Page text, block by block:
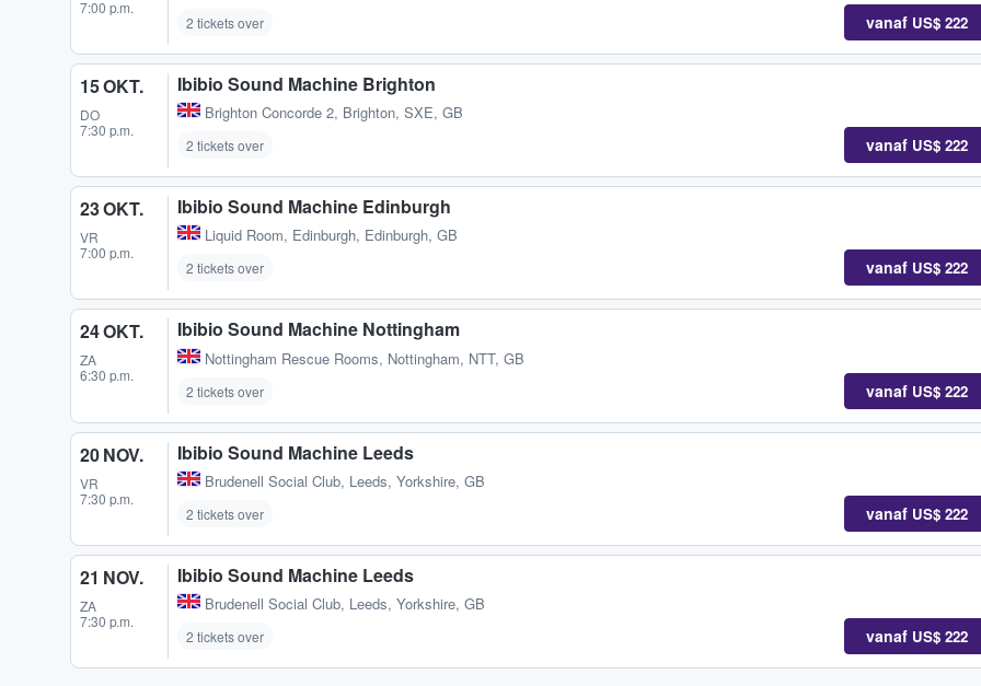
7:00 p.m.
2 tickets over vanaf US$ 222
15 OKT.
DO
7:30 p.m.
Ibibio Sound Machine Brighton
Brighton Concorde 2, Brighton, SXE, GB
2 tickets over vanaf US$ 222
23 OKT.
VR
7:00 p.m.
Ibibio Sound Machine Edinburgh
Liquid Room, Edinburgh, Edinburgh, GB
2 tickets over vanaf US$ 222
24 OKT.
ZA
6:30 p.m.
Ibibio Sound Machine Nottingham
Nottingham Rescue Rooms, Nottingham, NTT, GB
2 tickets over vanaf US$ 222
20 NOV.
VR
7:30 p.m.
Ibibio Sound Machine Leeds
Brudenell Social Club, Leeds, Yorkshire, GB
2 tickets over vanaf US$ 222
21 NOV.
ZA
7:30 p.m.
Ibibio Sound Machine Leeds
Brudenell Social Club, Leeds, Yorkshire, GB
2 tickets over vanaf US$ 222